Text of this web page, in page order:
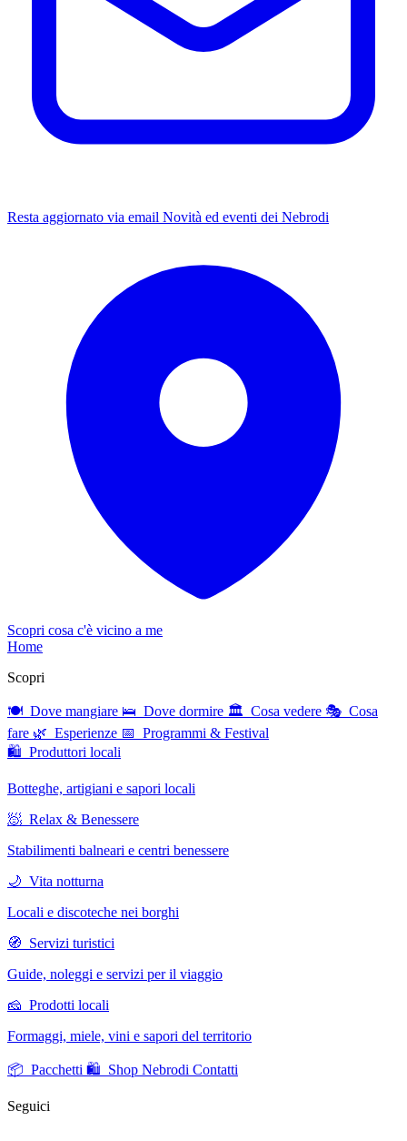
Resta aggiornato via email Novità ed eventi dei Nebrodi
Scopri cosa c'è vicino a me
Home
Scopri
🍽 Dove mangiare 🛌 Dove dormire 🏛 Cosa vedere 🎭 Cosa
fare 🌿 Esperienze 📅 Programmi & Festival
🛍 Produttori locali
Botteghe, artigiani e sapori locali
🧖 Relax & Benessere
Stabilimenti balneari e centri benessere
🌙 Vita notturna
Locali e discoteche nei borghi
🧭 Servizi turistici
Guide, noleggi e servizi per il viaggio
🧀 Prodotti locali
Formaggi, miele, vini e sapori del territorio
📦 Pacchetti 🛍️ Shop Nebrodi Contatti
Seguici